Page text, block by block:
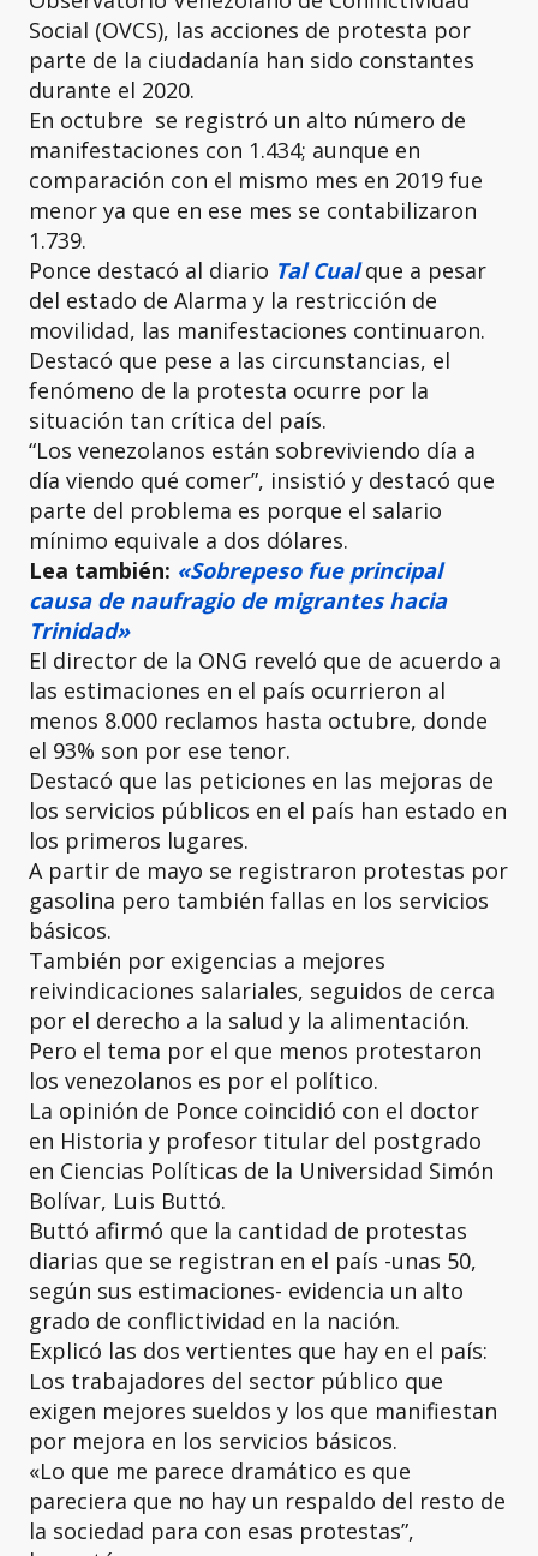
Social (OVCS), las acciones de protesta por
parte de la ciudadanía han sido constantes
durante el 2020.
En octubre se registró un alto número de
manifestaciones con 1.434; aunque en
comparación con el mismo mes en 2019 fue
menor ya que en ese mes se contabilizaron
1.739.
Ponce destacó al diario Tal Cualque a pesar
del estado de Alarma y la restricción de
movilidad, las manifestaciones continuaron.
Destacó que pese a las circunstancias, el
fenómeno de la protesta ocurre por la
situación tan crítica del país.
“Los venezolanos están sobreviviendo día a
día viendo qué comer”, insistió y destacó que
parte del problema es porque el salario
mínimo equivale a dos dólares.
Lea también: «Sobrepeso fue principal
causa de naufragio de migrantes hacia
Trinidad»
El director de la ONG reveló que de acuerdo a
las estimaciones en el país ocurrieron al
menos 8.000 reclamos hasta octubre, donde
el 93% son por ese tenor.
Destacó que las peticiones en las mejoras de
los servicios públicos en el país han estado en
los primeros lugares.
A partir de mayo se registraron protestas por
gasolina pero también fallas en los servicios
básicos.
También por exigencias a mejores
reivindicaciones salariales, seguidos de cerca
por el derecho a la salud y la alimentación.
Pero el tema por el que menos protestaron
los venezolanos es por el político.
La opinión de Ponce coincidió con el doctor
en Historia y profesor titular del postgrado
en Ciencias Políticas de la Universidad Simón
Bolívar, Luis Buttó.
Buttó afirmó que la cantidad de protestas
diarias que se registran en el país -unas 50,
según sus estimaciones- evidencia un alto
grado de conflictividad en la nación.
Explicó las dos vertientes que hay en el país:
Los trabajadores del sector público que
exigen mejores sueldos y los que manifiestan
por mejora en los servicios básicos.
«Lo que me parece dramático es que
pareciera que no hay un respaldo del resto de
la sociedad para con esas protestas”,